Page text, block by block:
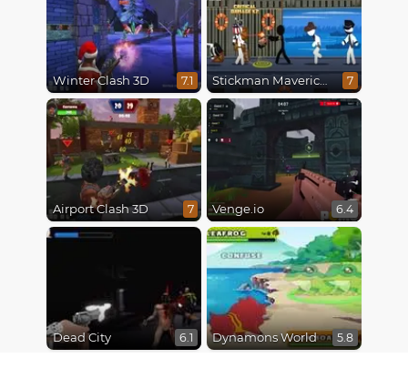
Winter Clash 3D 7.1 Stickman Maverick: Bad Boys Killer 7
Airport Clash 3D 7 Venge.io 6.4
Dead City 6.1 Dynamons World 5.8